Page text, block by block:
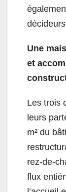
Une
et
Les trois
leurs
m² du
rez-de-
flux